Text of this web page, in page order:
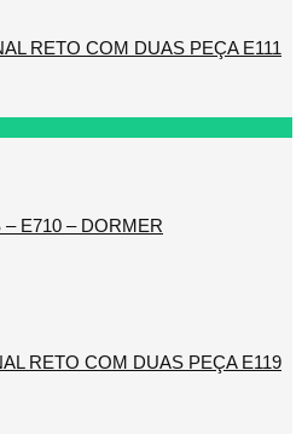
RETO COM DUAS PEÇA E111
E710 – DORMER
RETO COM DUAS PEÇA E119